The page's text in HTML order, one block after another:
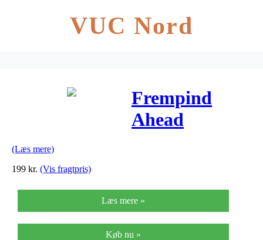
VUC Nord
Frempind
Ahead
fremspring
(Læs mere)
199 kr. (Vis fragtpris)
Læs mere »
Køb nu »